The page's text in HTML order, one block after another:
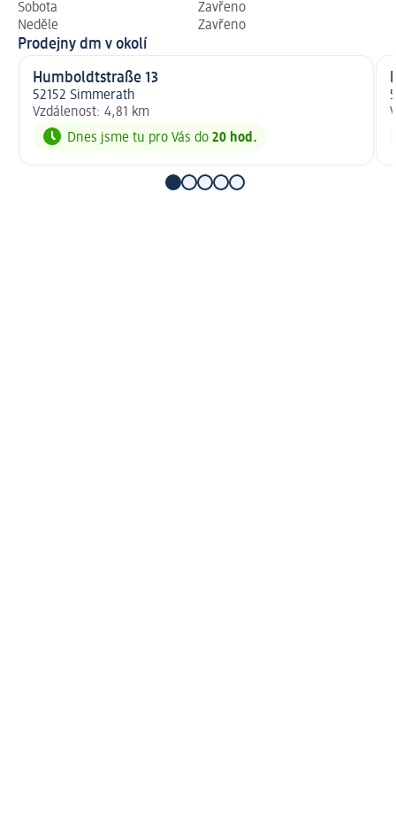
Sobota
Zavřeno
Neděle
Zavřeno
Prodejny dm v okolí
Humboldtstraße 13
52152 Simmerath
Vzdálenost: 4,81 km
Dnes jsme tu pro Vás do 20 hod.